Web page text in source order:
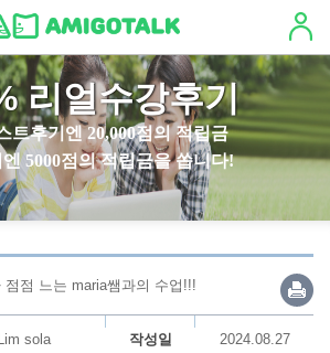
리얼수강후기
트후기엔 20,000점의 적립금
5000점의 적립금을 쏩니다!
점점 느는 maria쌤과의 수업!!!
Lim sola 작성일 2024.08.27